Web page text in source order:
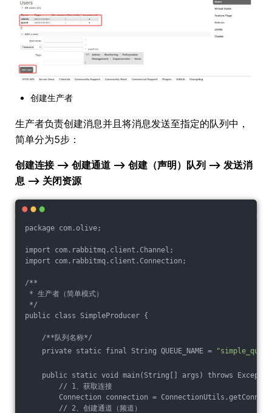
创建生产者
生产者负责创建消息并且将消息发送至指定的队列中，
简单分为5步：
创建连接 ——> 创建通道 ——> 创建（声明）队列 ——> 发送消
息 ——> 关闭资源
package com.olive;
import com.rabbitmq.client.Channel;
import com.rabbitmq.client.Connection;
/**
* 生产者（简单模式）
*/
public class SimpleProducer {
/**队列名称*/
private static final String QUEUE_NAME =
public static void main(String[] args) throws
// 1、获取连接
Connection connection =
// 2、创建通道（频道）